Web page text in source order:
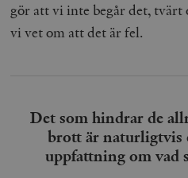
gör att vi inte begår det,
vi vet om att det är fel.
Det som hindrar de
brott är naturligtvis
uppfattning om vad